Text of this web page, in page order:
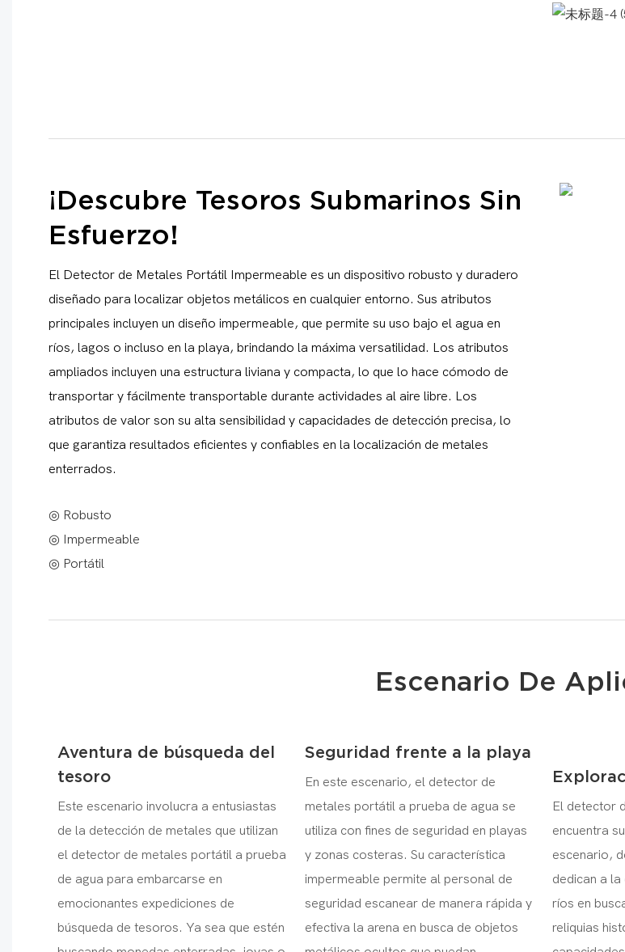
¡Descubre Tesoros Submarinos Sin
Esfuerzo!
El Detector de Metales Portátil Impermeable es un dispositivo robusto y duradero
diseñado para localizar objetos metálicos en cualquier entorno. Sus atributos
principales incluyen un diseño impermeable, que permite su uso bajo el agua en
ríos, lagos o incluso en la playa, brindando la máxima versatilidad. Los atributos
ampliados incluyen una estructura liviana y compacta, lo que lo hace cómodo de
transportar y fácilmente transportable durante actividades al aire libre. Los
atributos de valor son su alta sensibilidad y capacidades de detección precisa, lo
que garantiza resultados eficientes y confiables en la localización de metales
enterrados.
◎ Robusto
◎ Impermeable
◎ Portátil
Escenario De
Aventura de búsqueda del
tesoro
Este escenario involucra a entusiastas
de la detección de metales que utilizan
el detector de metales portátil a prueba
de agua para embarcarse en
emocionantes expediciones de
búsqueda de tesoros. Ya sea que estén
Seguridad frente a la playa
En este escenario, el detector de
metales portátil a prueba de agua se
utiliza con fines de seguridad en playas
y zonas costeras. Su característica
impermeable permite al personal de
seguridad escanear de manera rápida y
efectiva la arena en busca de objetos
El detector
encuentra
escenario,
dedican a
ríos en
reliquias